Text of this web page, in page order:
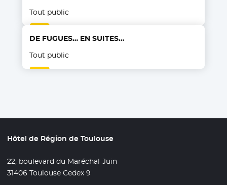
Tout public
DE FUGUES… EN SUITES…
Tout public
Hôtel de Région de Toulouse
22, boulevard du Maréchal-Juin
31406 Toulouse Cedex 9